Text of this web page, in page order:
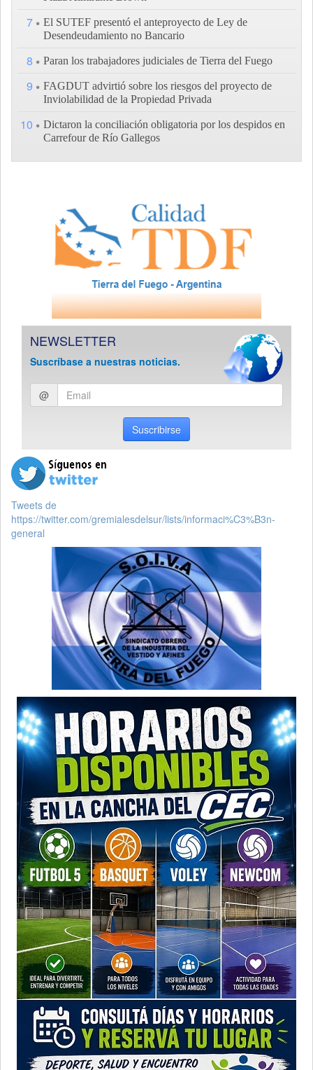
7
El SUTEF presentó el anteproyecto de Ley de
Desendeudamiento no Bancario
8 Paran los trabajadores judiciales de Tierra del Fuego
9
FAGDUT advirtió sobre los riesgos del proyecto de
Inviolabilidad de la Propiedad Privada
10
Dictaron la conciliación obligatoria por los despidos en
Carrefour de Río Gallegos
NEWSLETTER
Suscríbase a nuestras noticias.
Ingresar
email
@
Suscribirse
Tweets de
https://twitter.com/gremialesdelsur/lists/informaci%C3%B3n-
general